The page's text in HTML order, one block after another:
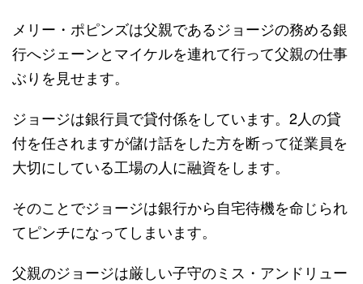
メリー・ポピンズは父親であるジョージの務める銀
行へジェーンとマイケルを連れて行って父親の仕事
ぶりを見せます。
ジョージは銀行員で貸付係をしています。2人の貸
付を任されますが儲け話をした方を断って従業員を
大切にしている工場の人に融資をします。
そのことでジョージは銀行から自宅待機を命じられ
てピンチになってしまいます。
父親のジョージは厳しい子守のミス・アンドリュー